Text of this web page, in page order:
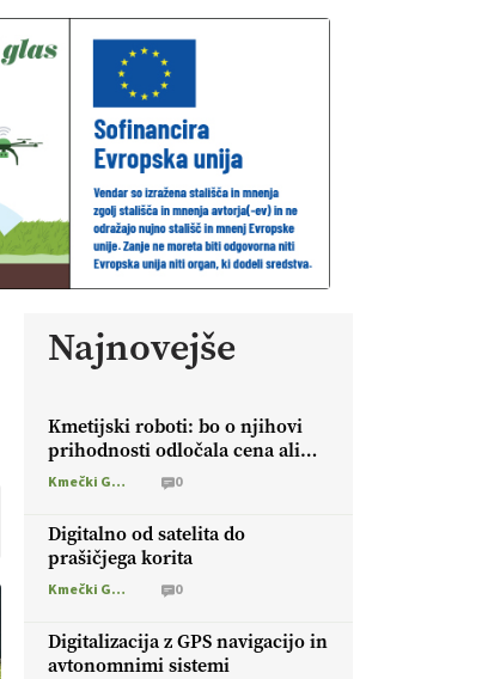
Najnovejše
Kmetijski roboti: bo o njihovi
prihodnosti odločala cena ali
prednosti za kmetijo?
Kmečki Glas 0
Digitalno od satelita do
prašičjega korita
Kmečki Glas 0
Digitalizacija z GPS navigacijo in
avtonomnimi sistemi